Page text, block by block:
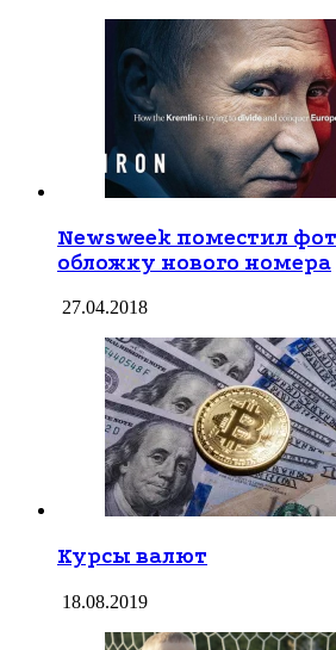
Newsweek поместил
обложку нового номера
27.04.2018
Курсы валют
18.08.2019